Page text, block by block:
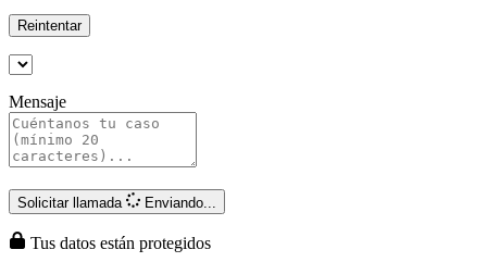
Reintentar
Mensaje
Solicitar llamada Enviando...
Tus datos están protegidos